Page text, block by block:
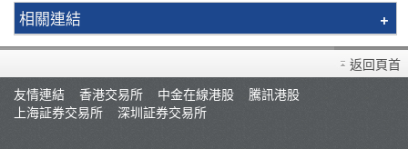
交易所買賣基金(ETF)
人民幣證券
股票交易計算器
重要通知
相關連結
佣金及收費
開設戶口
返回頁首
友情連結
香港交易所 中金在線港股
騰訊港股
上海証券交易所
深圳証券交易所